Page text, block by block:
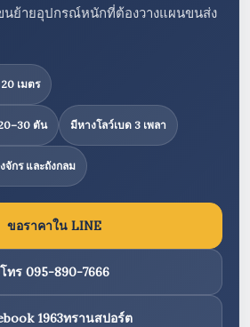
นย้ายอุปกรณ์หนักที่ต้องวางแผนขนส่ง
เมตร
ตัน มีหางโลว์เบด 3 เพลา
จักร และถังกลม
ขอราคาใน LINE
โทร 095-890-7666
1963ทรานสปอร์ต